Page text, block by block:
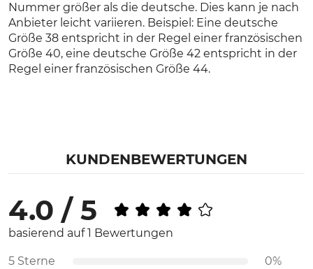
Nummer größer als die deutsche. Dies kann je nach
Anbieter leicht variieren. Beispiel: Eine deutsche
Größe 38 entspricht in der Regel einer französischen
Größe 40, eine deutsche Größe 42 entspricht in der
Regel einer französischen Größe 44.
KUNDENBEWERTUNGEN
4.0 / 5
basierend auf 1 Bewertungen
5 Sterne
0%